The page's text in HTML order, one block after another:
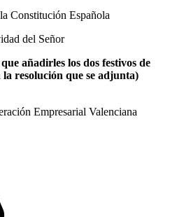
Constitución Española
del Señor
añadirles los dos festivos de
resolución que se adjunta)
Empresarial Valenciana